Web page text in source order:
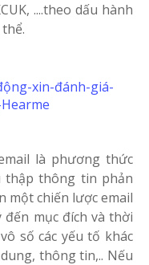
....theo dấu hành
là phương thức
thập thông tin phản
một chiến lược email
mục đích và thời
số các yếu tố khác
thông tin,.. Nếu